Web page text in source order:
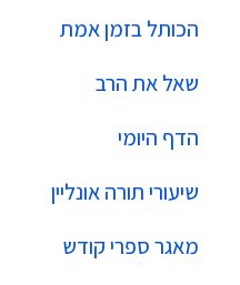
הכותל בזמן אמת
שאל את הרב
הדף היומי
שיעורי תורה אונליין
מאגר ספרי קודש